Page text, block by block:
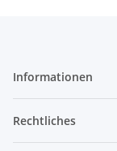
Informationen
Rechtliches